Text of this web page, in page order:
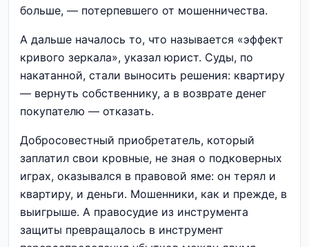
больше, — потерпевшего от мошенничества.
А дальше началось то, что называется «эффект
кривого зеркала», указал юрист. Суды, по
накатанной, стали выносить решения: квартиру
— вернуть собственнику, а в возврате денег
покупателю — отказать.
Добросовестный приобретатель, который
заплатил свои кровные, не зная о подковерных
играх, оказывался в правовой яме: он терял и
квартиру, и деньги. Мошенники, как и прежде, в
выигрыше. А правосудие из инструмента
защиты превращалось в инструмент